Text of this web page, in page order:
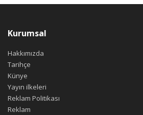
Kurumsal
Hakkımızda
Tarihçe
Künye
Yayın ilkeleri
Reklam Politikası
Reklam